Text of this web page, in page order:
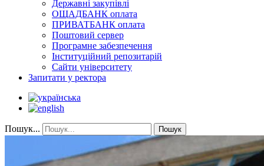
Державні закупівлі
ОЩАДБАНК оплата
ПРИВАТБАНК оплата
Поштовий сервер
Програмне забезпечення
Інституційний репозитарій
Сайти університету
Запитати у ректора
Пошук... Пошук